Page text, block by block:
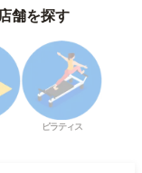
舗を探す
ピラティス